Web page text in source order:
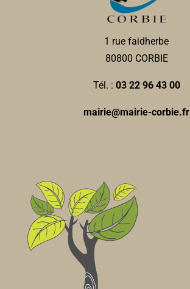
1 rue faidherbe
80800 CORBIE
Tél. : 03 22 96 43 00
mairie@mairie-corbie.fr